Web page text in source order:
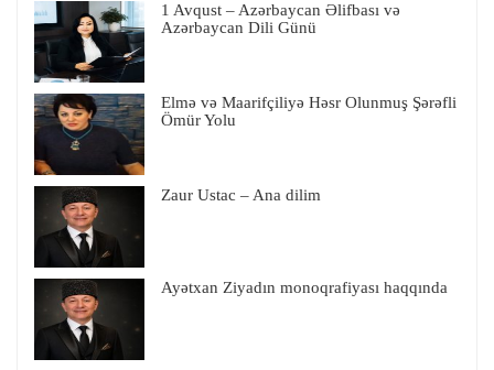
1 Avqust – Azərbaycan Əlifbası və
Azərbaycan Dili Günü
Elmə və Maarifçiliyə Həsr Olunmuş Şərəfli
Ömür Yolu
Zaur Ustac – Ana dilim
Ayətxan Ziyadın monoqrafiyası haqqında